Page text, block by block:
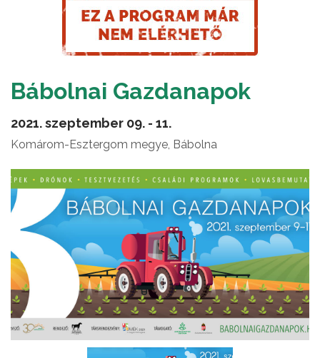
Bábolnai Gazdanapok
2021. szeptember 09. - 11.
Komárom-Esztergom megye, Bábolna